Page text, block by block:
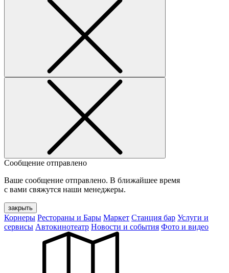
Сообщение отправлено
Ваше сообщение отправлено. В ближайшее время
с вами свяжутся наши менеджеры.
закрыть
Корнеры Рестораны и Бары Маркет Станция бар Услуги и
сервисы Автокинотеатр Новости и события Фото и видео